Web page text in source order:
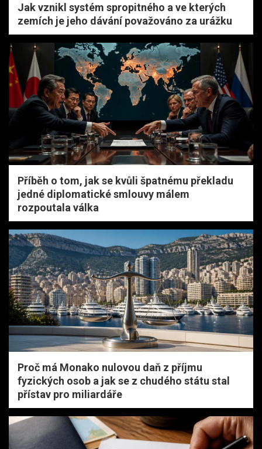
Jak vznikl systém spropitného a ve kterých
zemích je jeho dávání považováno za urážku
Příběh o tom, jak se kvůli špatnému překladu
jedné diplomatické smlouvy málem
rozpoutala válka
Proč má Monako nulovou daň z příjmu
fyzických osob a jak se z chudého státu stal
přístav pro miliardáře